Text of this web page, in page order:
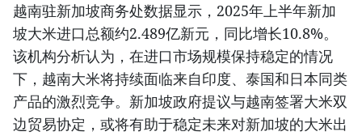
越南驻新加坡商务处数据显示，2025年上半年新加
坡大米进口总额约2.489亿新元，同比增长10.8%。
该机构分析认为，在进口市场规模保持稳定的情况
下，越南大米将持续面临来自印度、泰国和日本同类
产品的激烈竞争。新加坡政府提议与越南签署大米双
边贸易协定，或将有助于稳定未来对新加坡的大米出